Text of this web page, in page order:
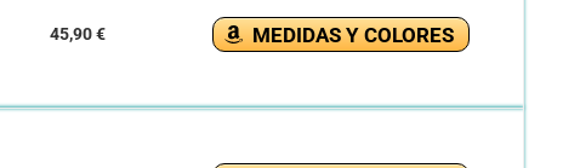
45,90 € MEDIDAS Y COLORES